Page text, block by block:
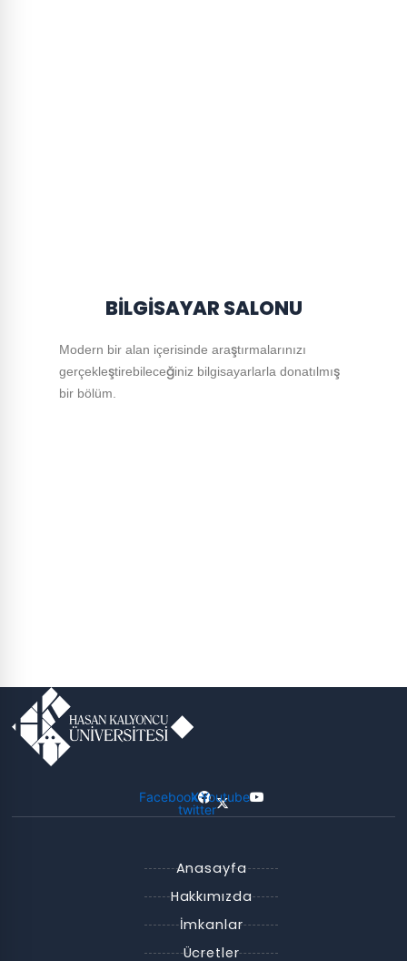
BİLGİSAYAR SALONU
Modern bir alan içerisinde araştırmalarınızı
gerçekleştirebileceğiniz bilgisayarlarla donatılmış
bir bölüm.
FacebookX-
twitter
Youtube
Anasayfa
Hakkımızda
İmkanlar
Ücretler